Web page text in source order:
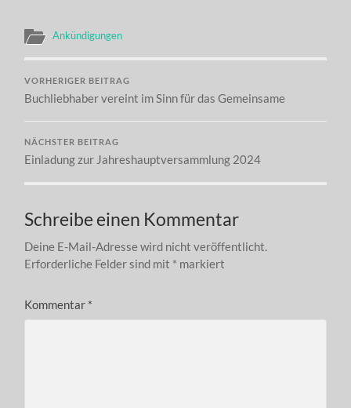
Ankündigungen
VORHERIGER BEITRAG
Buchliebhaber vereint im Sinn für das Gemeinsame
NÄCHSTER BEITRAG
Einladung zur Jahreshauptversammlung 2024
Schreibe einen Kommentar
Deine E-Mail-Adresse wird nicht veröffentlicht.
Erforderliche Felder sind mit * markiert
Kommentar *